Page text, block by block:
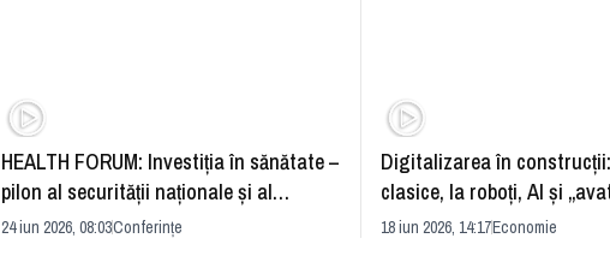
HEALTH FORUM: Investiția în sănătate –
pilon al securității naționale și al
dezvoltării economice
24 iun 2026, 08:03Conferințe
Digitalizarea în
clasice, la roboți, AI și
România și redefinirea
18 iun 2026, 14:17Economie